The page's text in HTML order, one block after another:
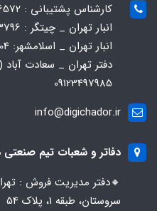
کارشناس پشتیبانی : 02191016572
انبار تهران _ چیتگر : 02144783796 - 09213497985
انبار تهران _ اسلامشهر: 02156698904 - 09353497985
09123497985
info@digichador.ir
دفاتر و شعبات تیم
🔸️​​دفتر مدیریت فروش :
سروستان، طبقه 1، پلاک 54